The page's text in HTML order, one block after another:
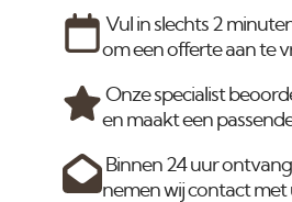
Vul in slechts 2
om een offerte aan te
Onze specialist
en maakt een
Binnen 24 uur
nemen wij contact met